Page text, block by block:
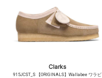
Clarks
915JCST_S 【ORIGINALS】Wallabee ワラビ